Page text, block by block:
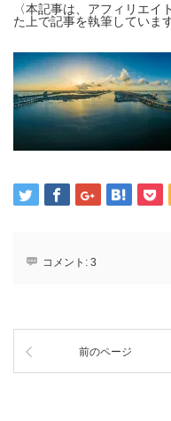
〈本記事は、アフィリエ
た上で記事を執筆しています
コメント: 3
前のページ